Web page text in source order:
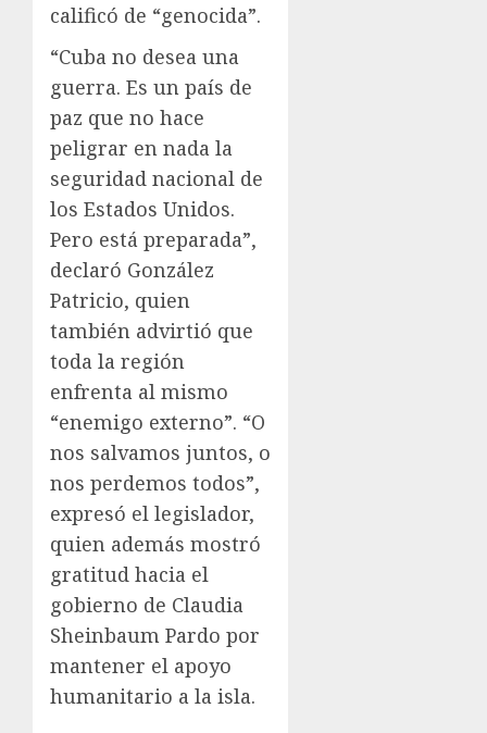
calificó de “genocida”.
“Cuba no desea una
guerra. Es un país de
paz que no hace
peligrar en nada la
seguridad nacional de
los Estados Unidos.
Pero está preparada”,
declaró González
Patricio, quien
también advirtió que
toda la región
enfrenta al mismo
“enemigo externo”. “O
nos salvamos juntos, o
nos perdemos todos”,
expresó el legislador,
quien además mostró
gratitud hacia el
gobierno de Claudia
Sheinbaum Pardo por
mantener el apoyo
humanitario a la isla.